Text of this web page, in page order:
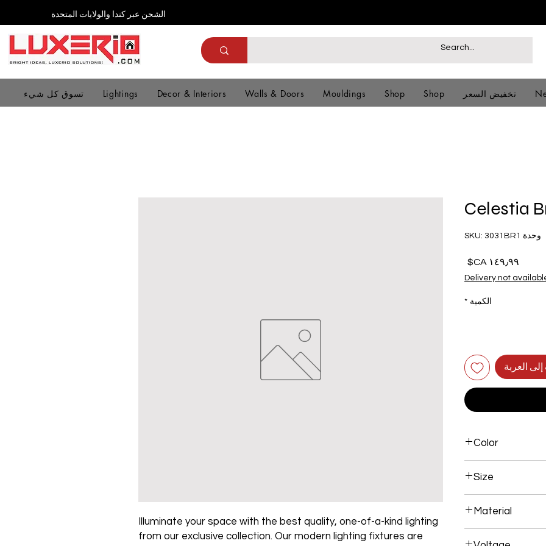
الشحن عبر كندا والولايات المتحدة
تسوق كل شيء Lightings Decor & Interiors Walls & Doors Mouldings Shop Shop تخفيض السعر
Illuminate your space with the best quality, one-of-a-kind lighting
from our exclusive collection. Our modern lighting fixtures are
Celestia
وحدة SKU: 3031BR1
السعر
Delivery not
الكمية *
العربة
Color
Size
Material